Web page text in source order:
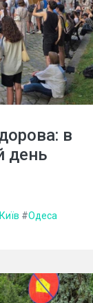
в
день
Київ #Одеса